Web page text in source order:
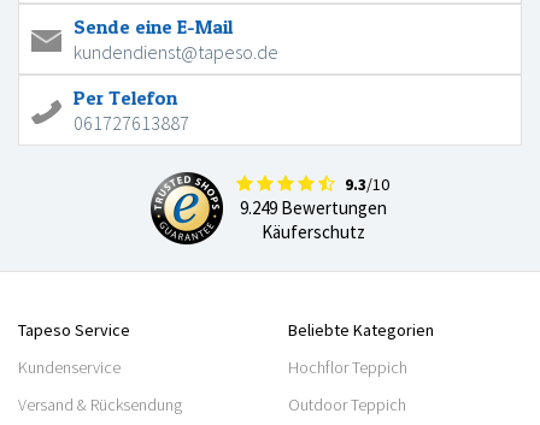
Sende eine E-Mail
kundendienst@tapeso.de
Per Telefon
061727613887
9.3/10
9.249 Bewertungen
Käuferschutz
Tapeso Service
Kundenservice
Versand & Rücksendung
Beliebte Kategorien
Hochflor Teppich
Outdoor Teppich